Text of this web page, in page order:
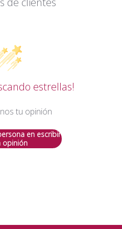
estrellas!
tu opinión
en escribir
opinión